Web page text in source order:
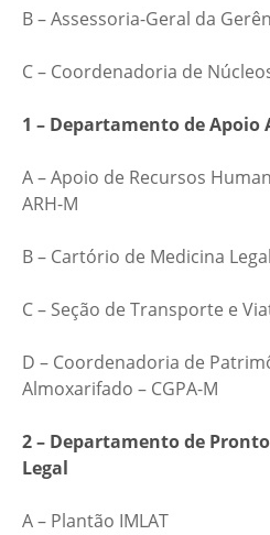
B – Assessoria-Geral da
C – Coordenadoria de
1 – Departamento de
A – Apoio de Recursos
ARH-M
B – Cartório de Medicina
C – Seção de Transporte e
D – Coordenadoria de
Almoxarifado – CGPA-M
2 – Departamento de
Legal
A – Plantão IMLAT